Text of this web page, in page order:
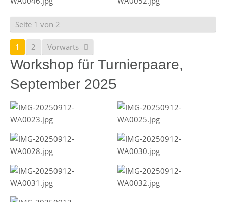
Seite 1 von 2
1 2 Vorwärts
Workshop für Turnierpaare,
September 2025